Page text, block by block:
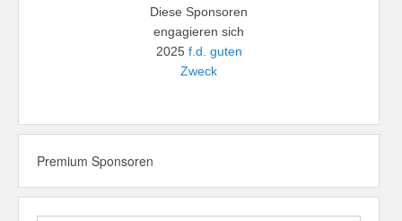
Diese Sponsoren
engagieren sich
2025 f.d. guten
Zweck
Premium Sponsoren